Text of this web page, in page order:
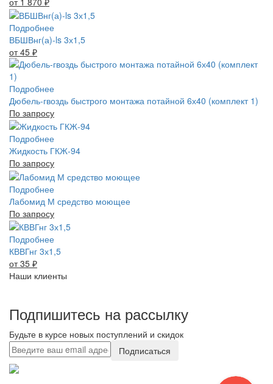
Подробнее
ВБШВнг(а)-ls 3х1,5
от 45 ₽
Подробнее
Дюбель-гвоздь быстрого монтажа потайной 6х40 (комплект 1)
По запросу
Подробнее
Жидкость ГКЖ-94
По запросу
Подробнее
Лабомид М средство моющее
По запросу
Подробнее
КВВГнг 3х1,5
от 35 ₽
Наши клиенты
Подпишитесь на рассылку
Будьте в курсе новых поступлений и скидок
Подписаться